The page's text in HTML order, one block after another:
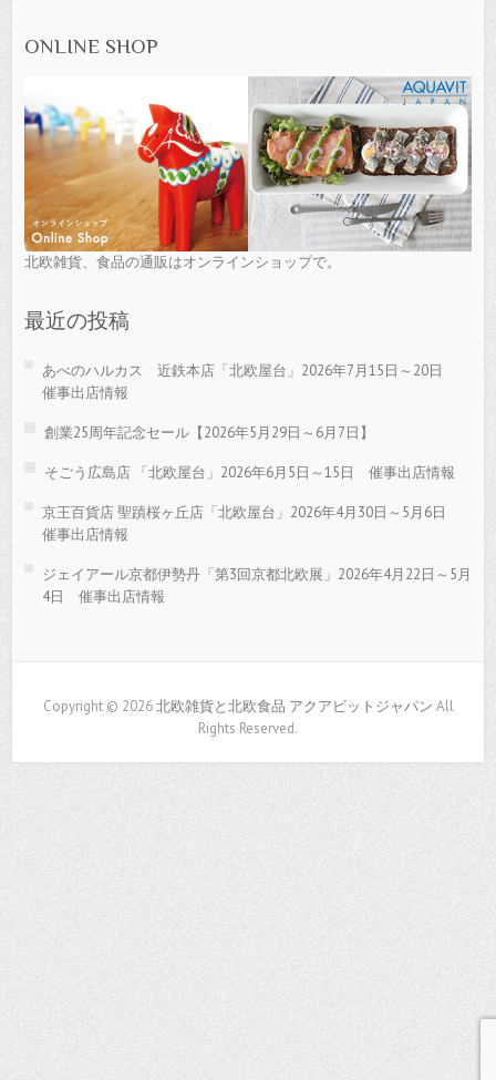
ONLINE SHOP
北欧雑貨、食品の通販はオンラインショップで。
最近の投稿
あべのハルカス 近鉄本店「北欧屋台」2026年7月15日～20日
催事出店情報
創業25周年記念セール【2026年5月29日～6月7日】
そごう広島店 「北欧屋台」2026年6月5日～15日 催事出店情報
京王百貨店 聖蹟桜ヶ丘店「北欧屋台」2026年4月30日～5月6日
催事出店情報
ジェイアール京都伊勢丹「第3回京都北欧展」2026年4月22日～5月
4日 催事出店情報
Copyright © 2026北欧雑貨と北欧食品 アクアビットジャパン All
Rights Reserved.